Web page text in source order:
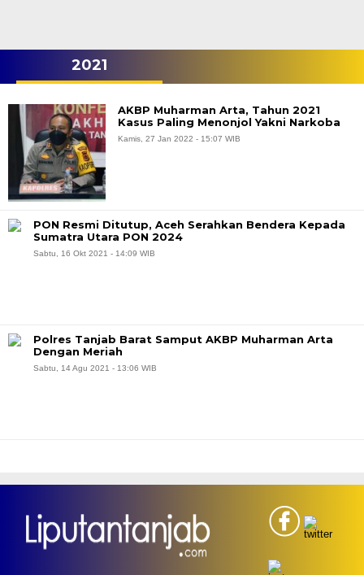
2021
AKBP Muharman Arta, Tahun 2021
Kasus Paling Menonjol Yakni Narkoba
Kamis, 27 Jan 2022 - 15:07 WIB
PON Resmi Ditutup, Aceh Serahkan Bendera Kepada
Sumatra Utara PON 2024
Sabtu, 16 Okt 2021 - 14:09 WIB
Polres Tanjab Barat Samput AKBP Muharman Arta
Dengan Meriah
Sabtu, 14 Agu 2021 - 13:06 WIB